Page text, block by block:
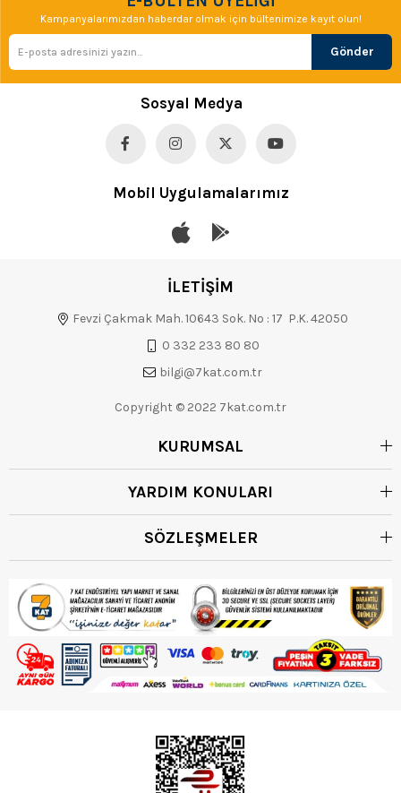
Kampanyalarımızdan haberdar olmak için bültenimize kayıt olun!
Gönder
Sosyal Medya
Mobil Uygulamalarımız
İLETİŞİM
Fevzi Çakmak Mah. 10643 Sok. No : 17 P.K. 42050
0 332 233 80 80
bilgi@7kat.com.tr
Copyright © 2022 7kat.com.tr
KURUMSAL
YARDIM KONULARI
SÖZLEŞMELER